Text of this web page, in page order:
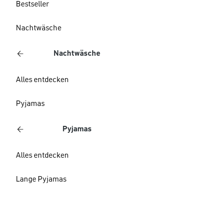
Bestseller
Nachtwäsche
Nachtwäsche
Alles entdecken
Pyjamas
Pyjamas
Alles entdecken
Lange Pyjamas